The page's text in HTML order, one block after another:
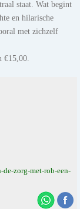
staat. Wat begint
en hilarische
met zichzelf
€15,00.
zorg-met-rob-een-